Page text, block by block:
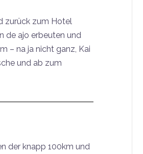
zurück zum Hotel
de ajo erbeuten und
– na ja nicht ganz, Kai
und ab zum
der knapp 100km und